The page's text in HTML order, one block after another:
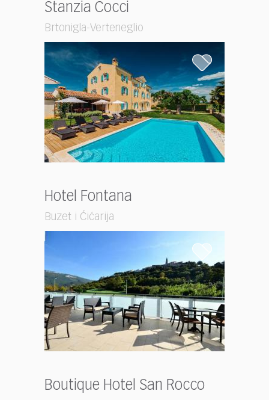
Stanzia Cocci
Brtonigla-Verteneglio
Hotel Fontana
Buzet i Ćićarija
Boutique Hotel San Rocco